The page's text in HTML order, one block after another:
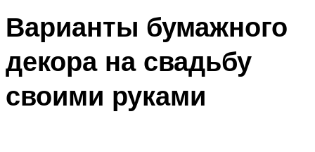
Варианты бумажного
декора на свадьбу
своими руками